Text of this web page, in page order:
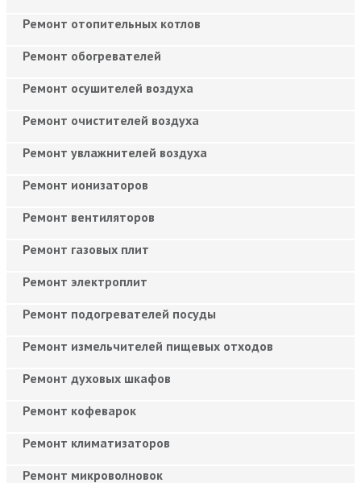
Ремонт отопительных котлов
Ремонт обогревателей
Ремонт осушителей воздуха
Ремонт очистителей воздуха
Ремонт увлажнителей воздуха
Ремонт ионизаторов
Ремонт вентиляторов
Ремонт газовых плит
Ремонт электроплит
Ремонт подогревателей посуды
Ремонт измельчителей пищевых отходов
Ремонт духовых шкафов
Ремонт кофеварок
Ремонт климатизаторов
Ремонт микроволновок